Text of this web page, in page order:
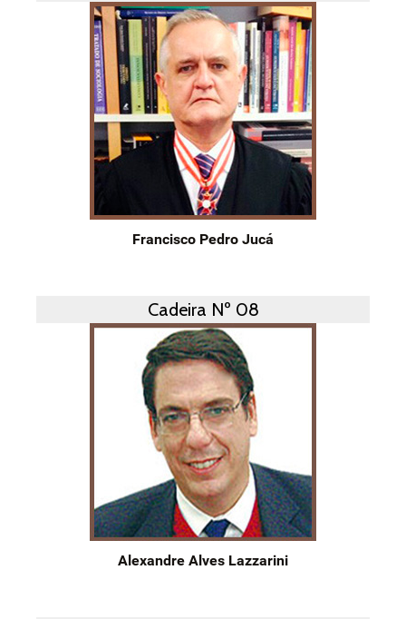
Francisco Pedro Jucá
Cadeira Nº 08
Alexandre Alves Lazzarini